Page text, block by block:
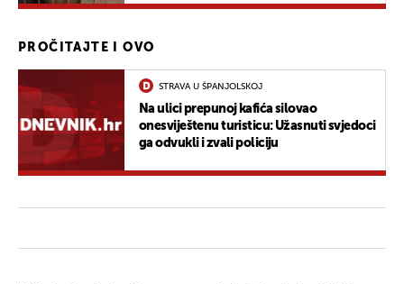
pasa
PROČITAJTE I OVO
STRAVA U ŠPANJOLSKOJ
Na ulici prepunoj kafića silovao
onesviještenu turisticu: Užasnuti svjedoci
ga odvukli i zvali policiju